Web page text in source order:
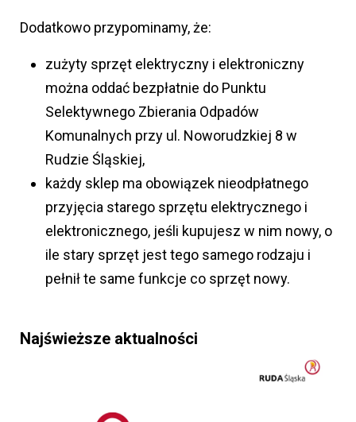
Dodatkowo przypominamy, że:
zużyty sprzęt elektryczny i elektroniczny
można oddać bezpłatnie do Punktu
Selektywnego Zbierania Odpadów
Komunalnych przy ul. Noworudzkiej 8 w
Rudzie Śląskiej,
każdy sklep ma obowiązek nieodpłatnego
przyjęcia starego sprzętu elektrycznego i
elektronicznego, jeśli kupujesz w nim nowy, o
ile stary sprzęt jest tego samego rodzaju i
pełnił te same funkcje co sprzęt nowy.
Najświeższe aktualności